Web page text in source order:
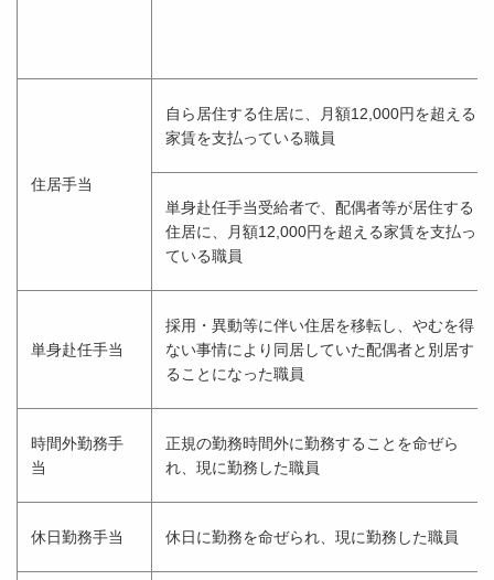
住居手当
自ら居住する住居に、月額12,000円を超える
家賃を支払っている職員
単身赴任手当受給者で、配偶者等が居住する
住居に、月額12,000円を超える家賃を支払っ
ている職員
単身赴任手当
採用・異動等に伴い住居を移転し、やむを得
ない事情により同居していた配偶者と別居す
ることになった職員
時間外勤務手
当
正規の勤務時間外に勤務することを命ぜら
れ、現に勤務した職員
休日勤務手当 休日に勤務を命ぜられ、現に勤務した職員